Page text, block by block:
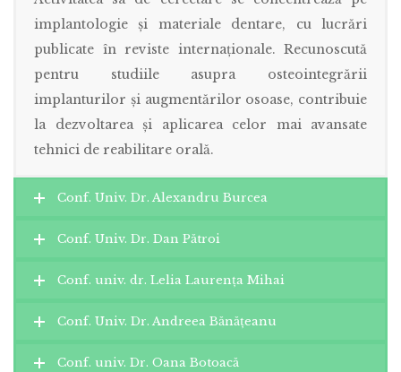
implantologie și materiale dentare, cu lucrări
publicate în reviste internaționale. Recunoscută
pentru studiile asupra osteointegrării
implanturilor și augmentărilor osoase, contribuie
la dezvoltarea și aplicarea celor mai avansate
tehnici de reabilitare orală.
Conf. Univ. Dr. Alexandru Burcea
Conf. Univ. Dr. Dan Pătroi
Conf. univ. dr. Lelia Laurența Mihai
Conf. Univ. Dr. Andreea Bănățeanu
Conf. univ. Dr. Oana Botoacă